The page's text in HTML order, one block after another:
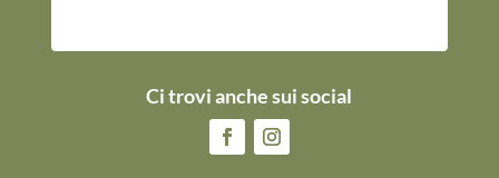
Ci trovi anche sui social